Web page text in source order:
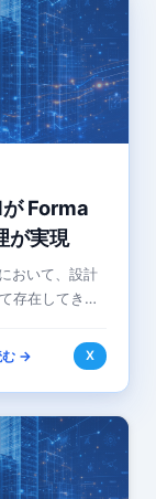
Forma
が実現
おいて、設計
存在してきま
む → X